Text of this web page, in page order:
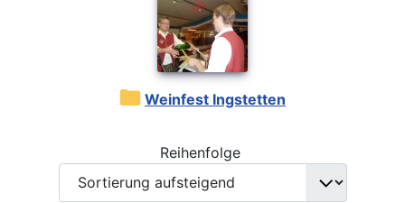
Weinfest Ingstetten
Reihenfolge